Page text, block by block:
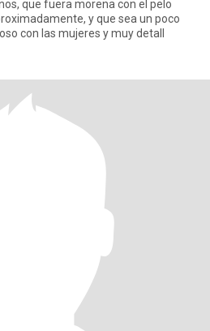
que fuera morena con el pelo
y que sea un poco
con las mujeres y muy detall